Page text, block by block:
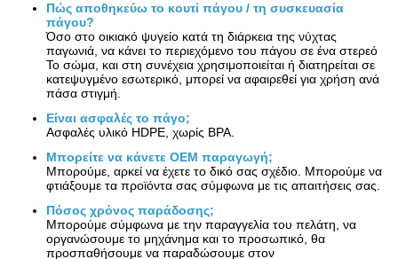
Πώς αποθηκεύω το κουτί πάγου / τη συσκευασία
πάγου?
Όσο στο οικιακό ψυγείο κατά τη διάρκεια της νύχτας
παγωνιά, να κάνει το περιεχόμενο του πάγου σε ένα στερεό
Το σώμα, και στη συνέχεια χρησιμοποιείται ή διατηρείται σε
κατεψυγμένο εσωτερικό, μπορεί να αφαιρεθεί για χρήση ανά
πάσα στιγμή.
Είναι ασφαλές το πάγο;
Ασφαλές υλικό HDPE, χωρίς BPA.
Μπορείτε να κάνετε OEM παραγωγή;
Μπορούμε, αρκεί να έχετε το δικό σας σχέδιο. Μπορούμε να
φτιάξουμε τα προϊόντα σας σύμφωνα με τις απαιτήσεις σας.
Πόσος χρόνος παράδοσης;
Μπορούμε σύμφωνα με την παραγγελία του πελάτη, να
οργανώσουμε το μηχάνημα και το προσωπικό, θα
προσπαθήσουμε να παραδώσουμε στον